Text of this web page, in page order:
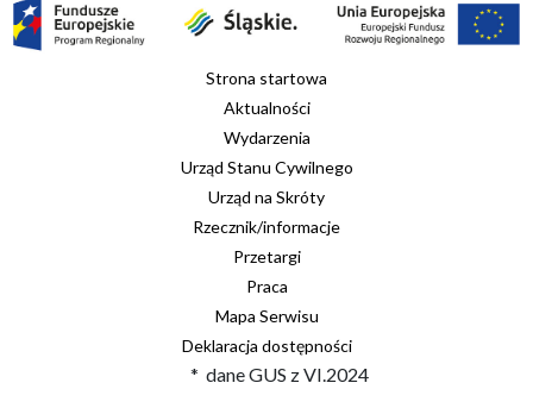
Strona startowa
Aktualności
Wydarzenia
Urząd Stanu Cywilnego
Urząd na Skróty
Rzecznik/informacje
Przetargi
Praca
Mapa Serwisu
Deklaracja dostępności
* dane GUS z VI.2024